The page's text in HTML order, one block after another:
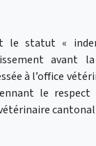
le statut «
avant
à l’office
le respect
cantonal